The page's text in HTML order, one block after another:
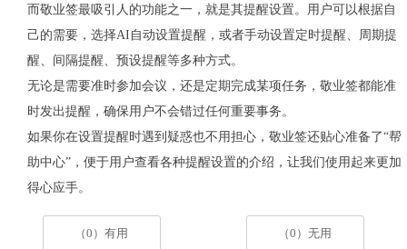
而敬业签最吸引人的功能之一，就是其提醒设置。用户可以根据自
己的需要，选择AI自动设置提醒，或者手动设置定时提醒、周期提
醒、间隔提醒、预设提醒等多种方式。
无论是需要准时参加会议，还是定期完成某项任务，敬业签都能准
时发出提醒，确保用户不会错过任何重要事务。
如果你在设置提醒时遇到疑惑也不用担心，敬业签还贴心准备了“帮
助中心”，便于用户查看各种提醒设置的介绍，让我们使用起来更加
得心应手。
（0）有用 （0）无用